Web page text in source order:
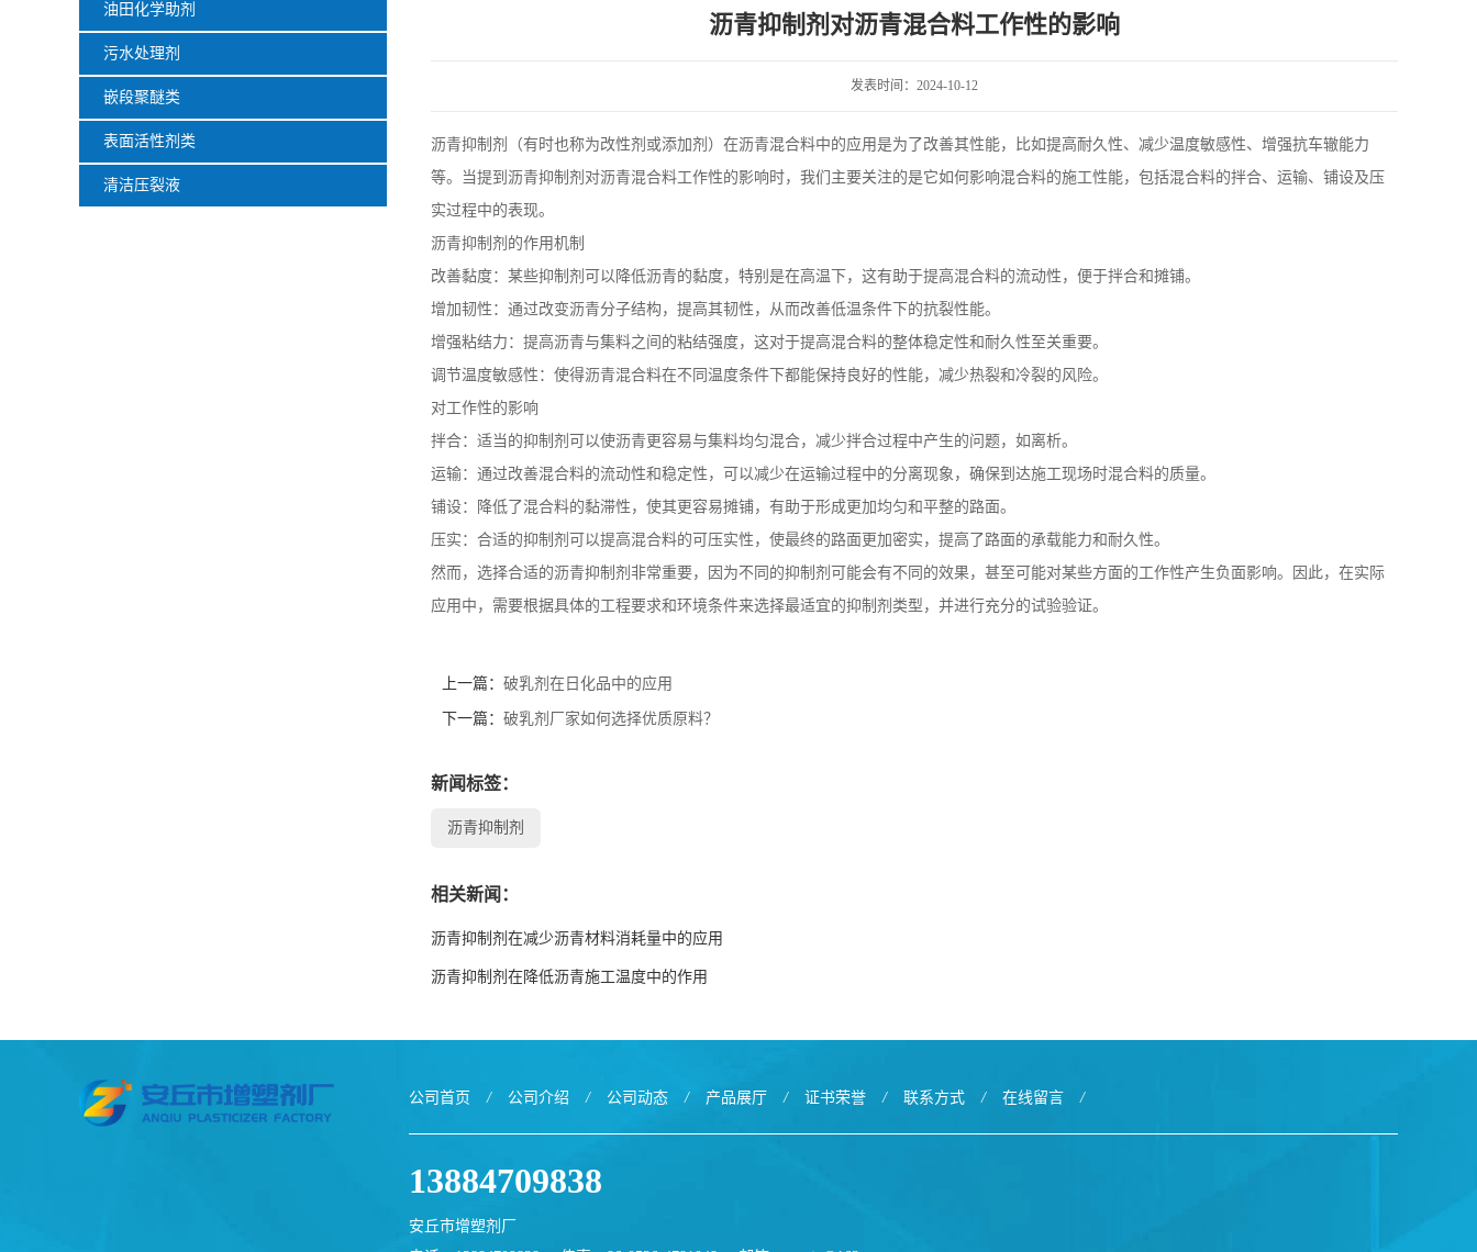
油田化学助剂
污水处理剂
嵌段聚醚类
表面活性剂类
清洁压裂液
沥青抑制剂对沥青混合料工作性的影响
发表时间：2024-10-12
沥青抑制剂（有时也称为改性剂或添加剂）在沥青混合料中的应用是为了改善其性能，比如提高耐久性、减少温度敏感性、增强抗车辙能力
等。当提到沥青抑制剂对沥青混合料工作性的影响时，我们主要关注的是它如何影响混合料的施工性能，包括混合料的拌合、运输、铺设及压
实过程中的表现。
沥青抑制剂的作用机制
改善黏度：某些抑制剂可以降低沥青的黏度，特别是在高温下，这有助于提高混合料的流动性，便于拌合和摊铺。
增加韧性：通过改变沥青分子结构，提高其韧性，从而改善低温条件下的抗裂性能。
增强粘结力：提高沥青与集料之间的粘结强度，这对于提高混合料的整体稳定性和耐久性至关重要。
调节温度敏感性：使得沥青混合料在不同温度条件下都能保持良好的性能，减少热裂和冷裂的风险。
对工作性的影响
拌合：适当的抑制剂可以使沥青更容易与集料均匀混合，减少拌合过程中产生的问题，如离析。
运输：通过改善混合料的流动性和稳定性，可以减少在运输过程中的分离现象，确保到达施工现场时混合料的质量。
铺设：降低了混合料的黏滞性，使其更容易摊铺，有助于形成更加均匀和平整的路面。
压实：合适的抑制剂可以提高混合料的可压实性，使最终的路面更加密实，提高了路面的承载能力和耐久性。
然而，选择合适的沥青抑制剂非常重要，因为不同的抑制剂可能会有不同的效果，甚至可能对某些方面的工作性产生负面影响。因此，在实际
应用中，需要根据具体的工程要求和环境条件来选择最适宜的抑制剂类型，并进行充分的试验验证。
上一篇： 破乳剂在日化品中的应用
下一篇： 破乳剂厂家如何选择优质原料？
新闻标签：
沥青抑制剂
相关新闻：
沥青抑制剂在减少沥青材料消耗量中的应用
沥青抑制剂在降低沥青施工温度中的作用
公司首页 / 公司介绍 / 公司动态 / 产品展厅 / 证书荣誉 / 联系方式 / 在线留言 /
13884709838
安丘市增塑剂厂